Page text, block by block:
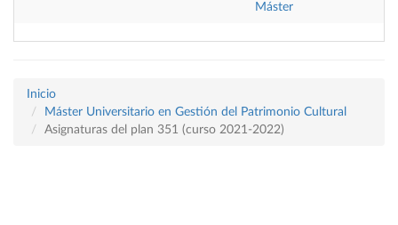
Máster
Inicio
Máster Universitario en Gestión del Patrimonio Cultural
Asignaturas del plan 351 (curso 2021-2022)